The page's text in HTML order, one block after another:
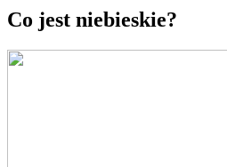
Co jest niebieskie?